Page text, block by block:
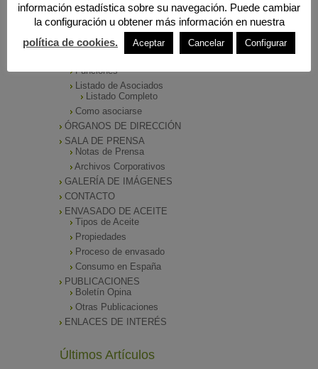
MENÚ PRINCIPAL
INICIO
ANIERAC
Presentación
Funciones
Listado de Asociados
Listado Completo
Como asociarse
ÓRGANOS DE DIRECCIÓN
SALA DE PRENSA
Notas de Prensa
Archivos Corporativos
GALERÍA DE IMÁGENES
CONTACTO
ENVASADO DE ACEITE
Tipos de Aceite
Propiedades
Proceso de envasado
Consumo en España
PUBLICACIONES
Boletín Opina
Otras Publicaciones
ENLACES DE INTERÉS
Últimos Artículos
información estadística sobre su navegación. Puede cambiar
la configuración u obtener más información en nuestra
política de cookies.
Aceptar Cancelar Configurar